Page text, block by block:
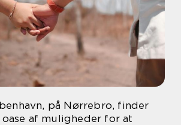
på Nørrebro, finder
oase af muligheder for at